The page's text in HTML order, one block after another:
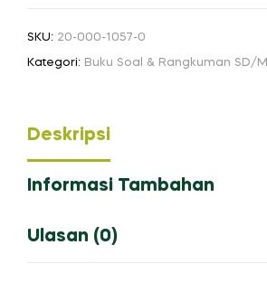
Kelas
SKU: 20-000-1057-0
Kategori: Buku Soal & Rangkuman SD/MI
Deskripsi
Informasi Tambahan
Ulasan (0)